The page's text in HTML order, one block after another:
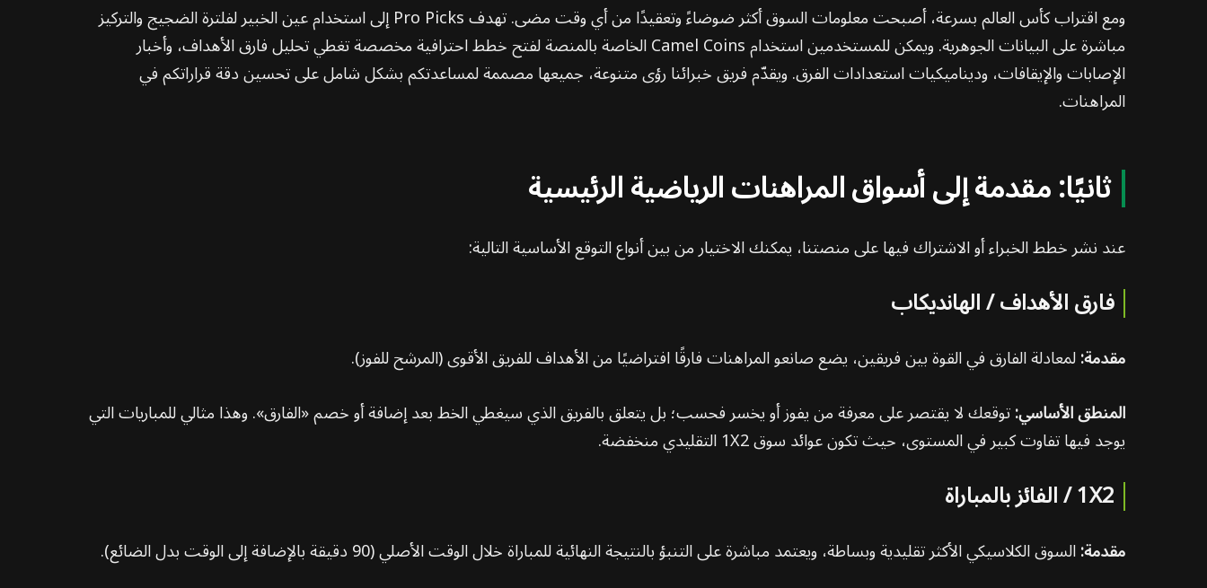
ومع اقتراب كأس العالم بسرعة، أصبحت معلومات السوق أكثر ضوضاءً وتعقيدًا من أي وقت مضى. تهدف Pro Picks إلى استخدام عين الخبير لفلترة الضجيج والتركيز
مباشرة على البيانات الجوهرية. ويمكن للمستخدمين استخدام Camel Coins الخاصة بالمنصة لفتح خطط احترافية مخصصة تغطي تحليل فارق الأهداف، وأخبار
الإصابات والإيقافات، وديناميكيات استعدادات الفرق. ويقدّم فريق خبرائنا رؤى متنوعة، جميعها مصممة لمساعدتكم بشكل شامل على تحسين دقة قراراتكم في
المراهنات.
ثانيًا: مقدمة إلى أسواق المراهنات الرياضية الرئيسية
عند نشر خطط الخبراء أو الاشتراك فيها على منصتنا، يمكنك الاختيار من بين أنواع التوقع الأساسية التالية:
فارق الأهداف / الهانديكاب
مقدمة:لمعادلة الفارق في القوة بين فريقين، يضع صانعو المراهنات فارقًا افتراضيًا من الأهداف للفريق الأقوى (المرشح للفوز).
المنطق الأساسي:توقعك لا يقتصر على معرفة من يفوز أو يخسر فحسب؛ بل يتعلق بالفريق الذي سيغطي الخط بعد إضافة أو خصم «الفارق». وهذا مثالي للمباريات التي
يوجد فيها تفاوت كبير في المستوى، حيث تكون عوائد سوق 1X2 التقليدي منخفضة.
1X2 / الفائز بالمباراة
مقدمة:السوق الكلاسيكي الأكثر تقليدية وبساطة، ويعتمد مباشرة على التنبؤ بالنتيجة النهائية للمباراة خلال الوقت الأصلي (90 دقيقة بالإضافة إلى الوقت بدل الضائع).